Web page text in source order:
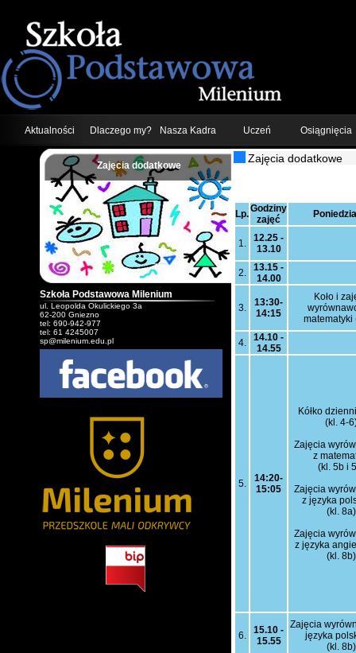
Aktualności Dlaczego my? Nasza Kadra Uczeń Osiągnięcia
Zajęcia dodatkowe
Szkoła Podstawowa Milenium
ul. Leopolda Okulickiego 3a
62-200 Gniezno
tel: 690-942-977
tel: 61 4245007
sp@milenium.edu.pl
Zajęcia dodatkowe
Lp.Godziny
zajęć
1.
12.25 -
13.10
2.
13.15 -
14.00
3.
13:30-
14:15
Koło i
matematyki
4.
14.10 -
14.55
5.
14:20-
15:05
Kółko
(kl. 4-
Zajęcia
z
(kl. 5b i
Zajęcia
z języka
(kl. 8a)
Zajęcia
z języka
(kl. 8b)
6.
15.10 -
15.55
Zajęcia
języka
(kl. 8b)